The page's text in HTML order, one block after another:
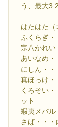
う、最大
はたはた
ふくらぎ・
宗八かれい
あいなめ・
にしん・
真ほっけ・
くろそい
ット
蝦夷メバル
さば・・